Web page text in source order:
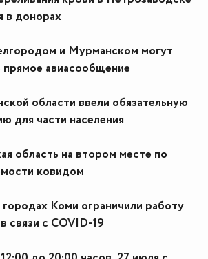
в донорах
и Мурманском могут
прямое авиасообщение
области ввели обязательную
для части населения
область на втором месте по
ковидом
Коми ограничили работу
связи с COVID-19